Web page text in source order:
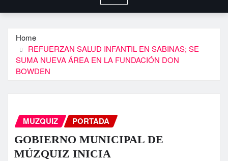
Home
REFUERZAN SALUD INFANTIL EN SABINAS; SE
SUMA NUEVA ÁREA EN LA FUNDACIÓN DON
BOWDEN
MUZQUIZ PORTADA
GOBIERNO MUNICIPAL DE
MÚZQUIZ INICIA